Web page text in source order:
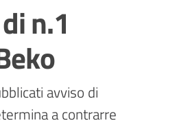
n.1
avviso di
a contrarre